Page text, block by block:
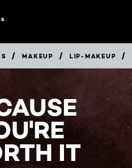
/ MAKEUP / LIP-MAKEUP /
IT